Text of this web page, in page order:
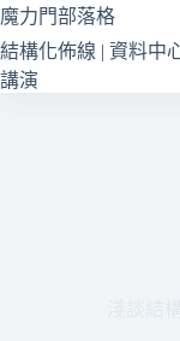
跳
至
主
魔力門部落格
結構化佈線 | 資料中
講演